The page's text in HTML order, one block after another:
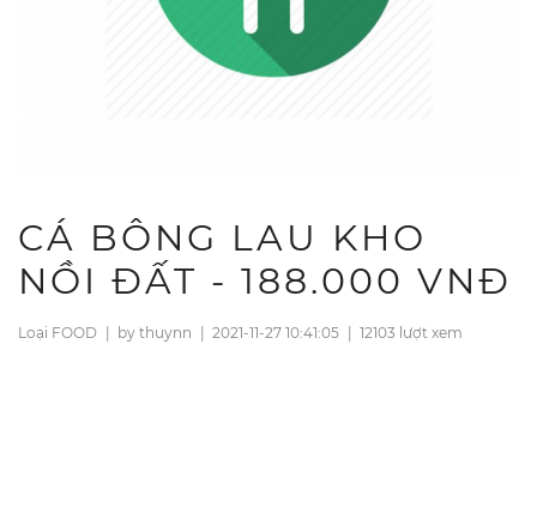
CÁ BÔNG LAU KHO
NỒI ĐẤT - 188.000 VNĐ
Loại FOOD | by thuynn | 2021-11-27 10:41:05 | 12103 lượt xem